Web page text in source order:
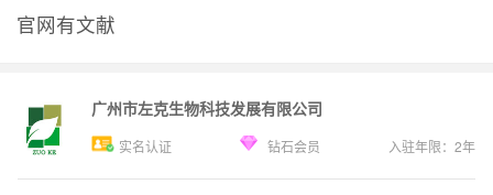
官网有文献
广州市左克生物科技发展有限公司
实名认证 钻石会员 入驻年限： 2年